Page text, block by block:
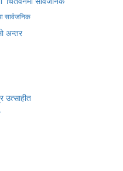
सार्वजनिक